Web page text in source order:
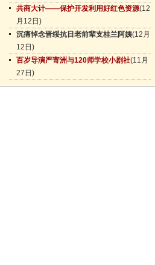
共商大计——保护开发利用好红色资源(12
月12日)
沉痛悼念晋绥抗日老前辈支桂兰阿姨(12月
12日)
百岁导演严寄洲与120师学校小剧社(11月
27日)